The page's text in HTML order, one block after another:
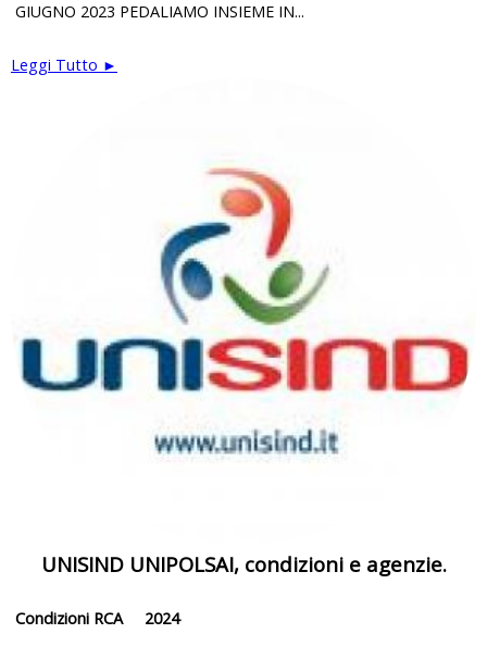
GIUGNO 2023 PEDALIAMO INSIEME IN...
Leggi Tutto ►
UNISIND UNIPOLSAI, condizioni e agenzie.
Condizioni RCA 2024